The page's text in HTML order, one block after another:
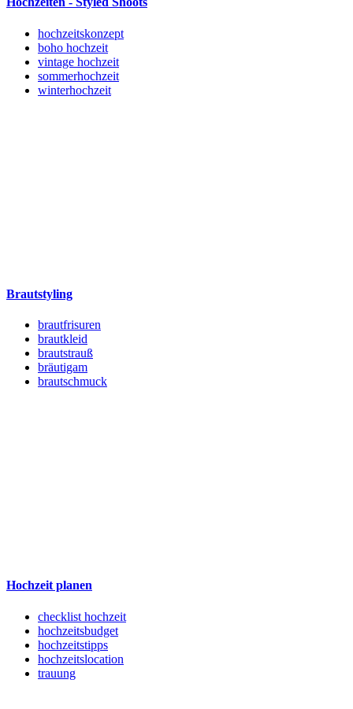
hochzeitskonzept
boho hochzeit
vintage hochzeit
sommerhochzeit
winterhochzeit
Brautstyling
brautfrisuren
brautkleid
brautstrauß
bräutigam
brautschmuck
Hochzeit planen
checklist hochzeit
hochzeitsbudget
hochzeitstipps
hochzeitslocation
trauung